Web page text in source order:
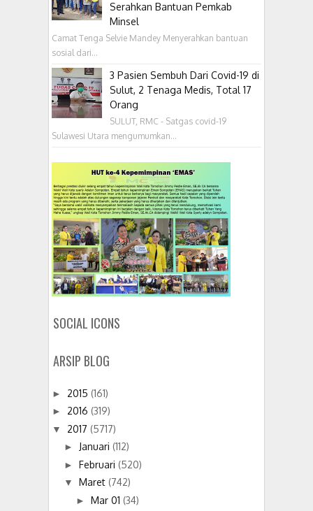
Serahkan Bantuan Pemkab
Minsel
Camat Tenga Selvie Mandey Menyerahkan bantuan
sosial dari...
3 Pasien Sembuh Dari Covid-19 di
Sulut, 2 Tenaga Medis, Total 17
Orang
SULUT, RMC - Satgas covid-19
Sulawesi Utara mengumumkan...
SOCIAL ICONS
ARSIP BLOG
► 2015 (161)
► 2016 (319)
▼ 2017 (5717)
► Januari (112)
► Februari (520)
▼ Maret (742)
► Mar 01 (34)